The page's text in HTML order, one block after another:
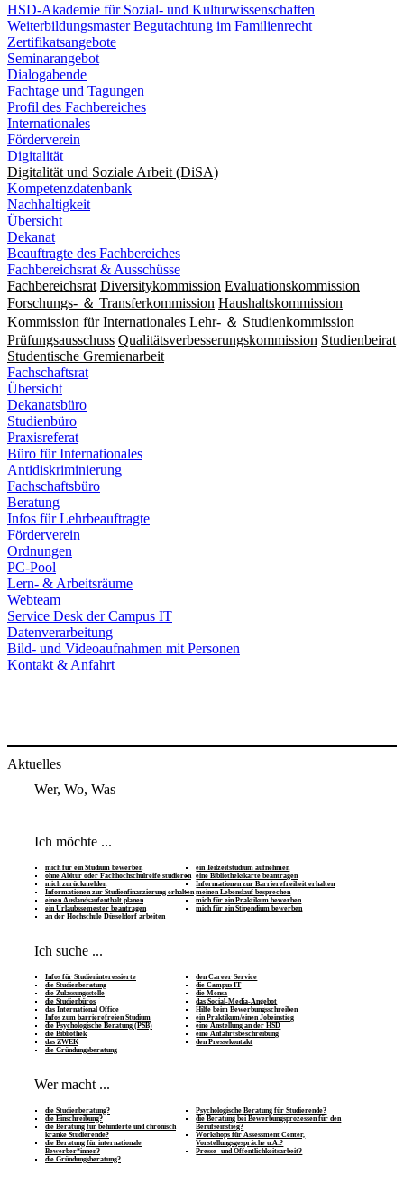
HSD-Akademie für Sozial- und Kulturwissenschaften
Weiterbildungsmaster Begutachtung im Familienrecht
Zertifikatsangebote
Seminarangebot
Dialogabende
Fachtage und Tagungen
Profil des Fachbereiches
Internationales
Förderverein
Digitalität
Digitalität und Soziale Arbeit (DiSA)
Kompetenzdatenbank
Nachhaltigkeit
Übersicht
Dekanat
Beauftragte des Fachbereiches
Fachbereichsrat & Ausschüsse
Fachbereichsrat Diversitykommission Evaluationskommission
Forschungs- ＆ Transferkommission Haushaltskommission
Kommission für Internationales Lehr- ＆ Studienkommission
Prüfungsausschuss Qualitätsverbesserungskommission Studienbeirat
Studentische Gremienarbeit
Fachschaftsrat
Übersicht
Dekanatsbüro
Studienbüro
Praxisreferat
Büro für Internationales
Antidiskriminierung
Fachschaftsbüro
Beratung
Infos für Lehrbeauftragte
Förderverein
Ordnungen
PC-Pool
Lern- & Arbeitsräume
Webteam
Service Desk der Campus IT
Datenverarbeitung
Bild- und Videoaufnahmen mit Personen
Kontakt & Anfahrt
Aktuelles
Wer, Wo, Was
Ich möchte ...
mich für ein Studium bewerben
ohne Abitur oder Fachhochschulreife studieren
mich zurückmelden
Informationen zur Studienfinanzierung erhalten
einen Auslandsaufenthalt planen
ein Urlaubssemester beantragen
an der Hochschule Düsseldorf arbeiten
ein Teilzeitstudium aufnehmen
eine Bibliothekskarte beantragen
Informationen zur Barrierefreiheit erhalten
meinen Lebenslauf besprechen
mich für ein Praktikum bewerben
mich für ein Stipendium bewerben
Ich suche ...
Infos für Studieninteressierte
die Studienberatung
die Zulassungsstelle
die Studienbüros
das International Office
Infos zum barrierefreien Studium
die Psychologische Beratung (PSB)
die Bibliothek
das ZWEK
die Gründungsberatung
den Career Service
die Campus IT
die Mensa
das Social-Media-Angebot
Hilfe beim Bewerbungsschreiben
ein Praktikum/einen Jobeinstieg
eine Anstellung an der HSD
eine Anfahrtsbeschreibung
den Pressekontakt
Wer macht ...
die Studienberatung?
die Einschreibung?
die Beratung für behinderte und chronisch
kranke Studierende?
die Beratung für internationale
Bewerber*innen?
die Gründungsberatung?
Psychologische Beratung für Studierende?
die Beratung bei Bewerbungsprozessen für den
Berufseinstieg?
Workshops für Assessment Center,
Vorstellungsgespräche u.Ä.?
Presse- und Öffentlichkeitsarbeit?